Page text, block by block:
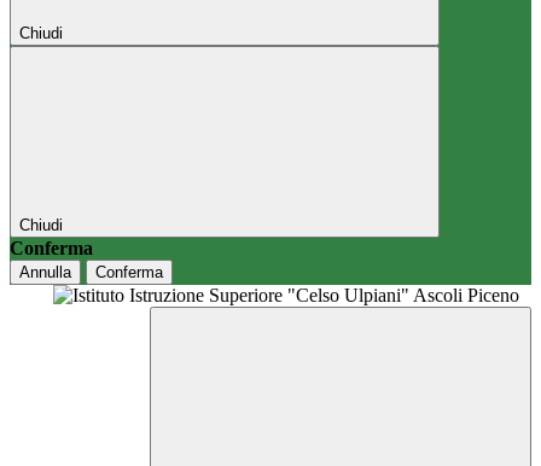
Chiudi
Chiudi
Conferma
Annulla Conferma